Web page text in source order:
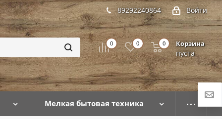
Войти
89292240864
0 0 Корзина
пуста
0
Мелкая бытовая техника